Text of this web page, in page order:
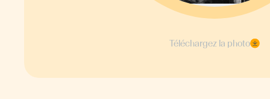
Téléchargez la photo